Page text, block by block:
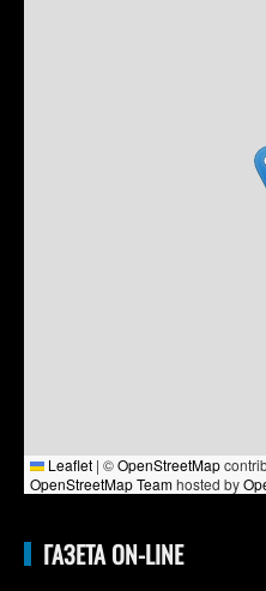
Leaflet | ©OpenStreetMap
OpenStreetMap Teamhosted by
ГАЗЕТА ON-LINE